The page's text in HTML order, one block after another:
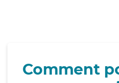
Comment